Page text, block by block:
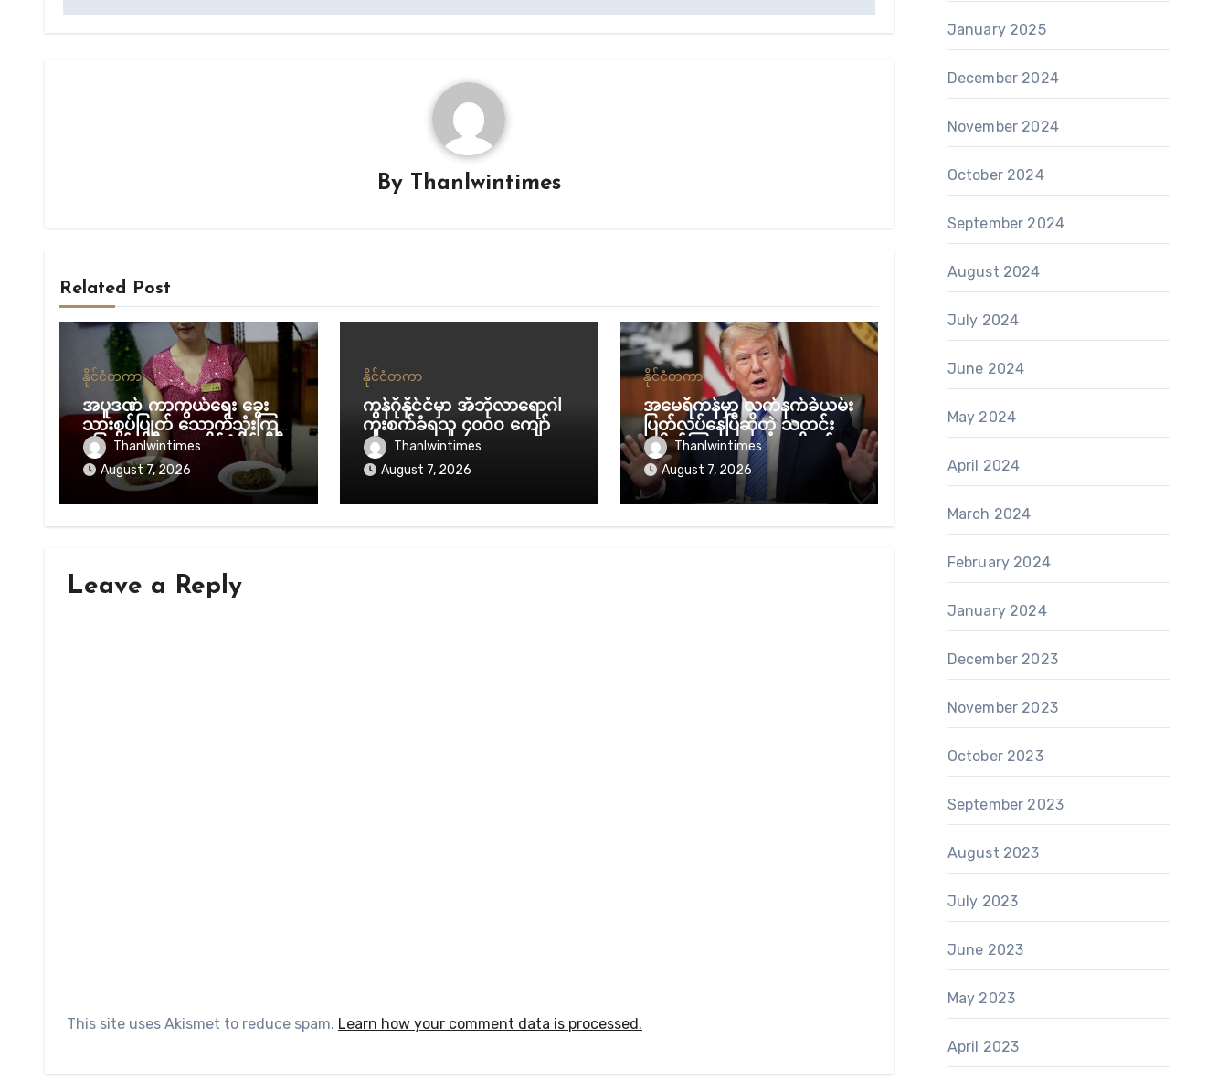
By Thanlwintimes
Related Post
နိုင်ငံတကာ
အပူဒဏ် ကာကွယ်ရေး ခွေး
သားစွပ်ပြုတ် သောက်သုံးကြဖို့
မြောက်ကိုရီးယား နိုင်ငံပိုင် မီဒီ
ယာ တိုက်တွန်း
Thanlwintimes
August 7, 2026
နိုင်ငံတကာ
ကွန်ဂိုနိုင်ငံမှာ အီဘိုလာရောဂါ
ကူးစက်ခံရသူ ၄၀၀၀ ကျော် ရှိ
လာ Thanlwintimes
August 7, 2026
နိုင်ငံတကာ
အမေရိကန်မှာ လက်နက်ခဲယမ်း
ပြတ်လပ်နေပြီဆိုတဲ့ သတင်း
ပေါက်ကြားစေသူတွေကို နှစ်
ရှည် ထောင်ဒဏ်ချမယ်လို့ ထရ
န့် ပြော
Thanlwintimes
August 7, 2026
Leave a Reply
This site uses Akismet to reduce spam. Learn how your comment data is processed.
January 2025
December 2024
November 2024
October 2024
September 2024
August 2024
July 2024
June 2024
May 2024
April 2024
March 2024
February 2024
January 2024
December 2023
November 2023
October 2023
September 2023
August 2023
July 2023
June 2023
May 2023
April 2023